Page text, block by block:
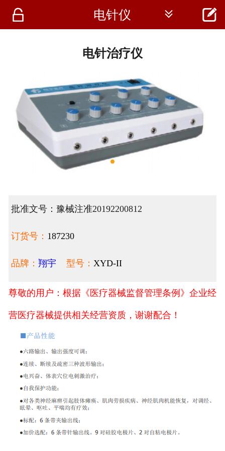
 首页
医疗资讯
 电针仪  
电针治疗仪
批准文号：豫械注准20192200812
订货号： 187230
品牌： 翔宇 型号： XYD-II
尊敬的用户：根据《医疗器械监督管理条例》企业经
营医疗器械提供相关经营资质，谢谢配合！